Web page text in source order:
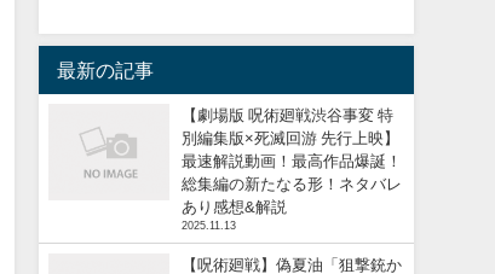
最新の記事
【劇場版 呪術廻戦渋谷事変 特
別編集版×死滅回游 先行上映】
最速解説動画！最高作品爆誕！
総集編の新たなる形！ネタバレ
あり感想&解説
2025.11.13
【呪術廻戦】偽夏油「狙撃銃か